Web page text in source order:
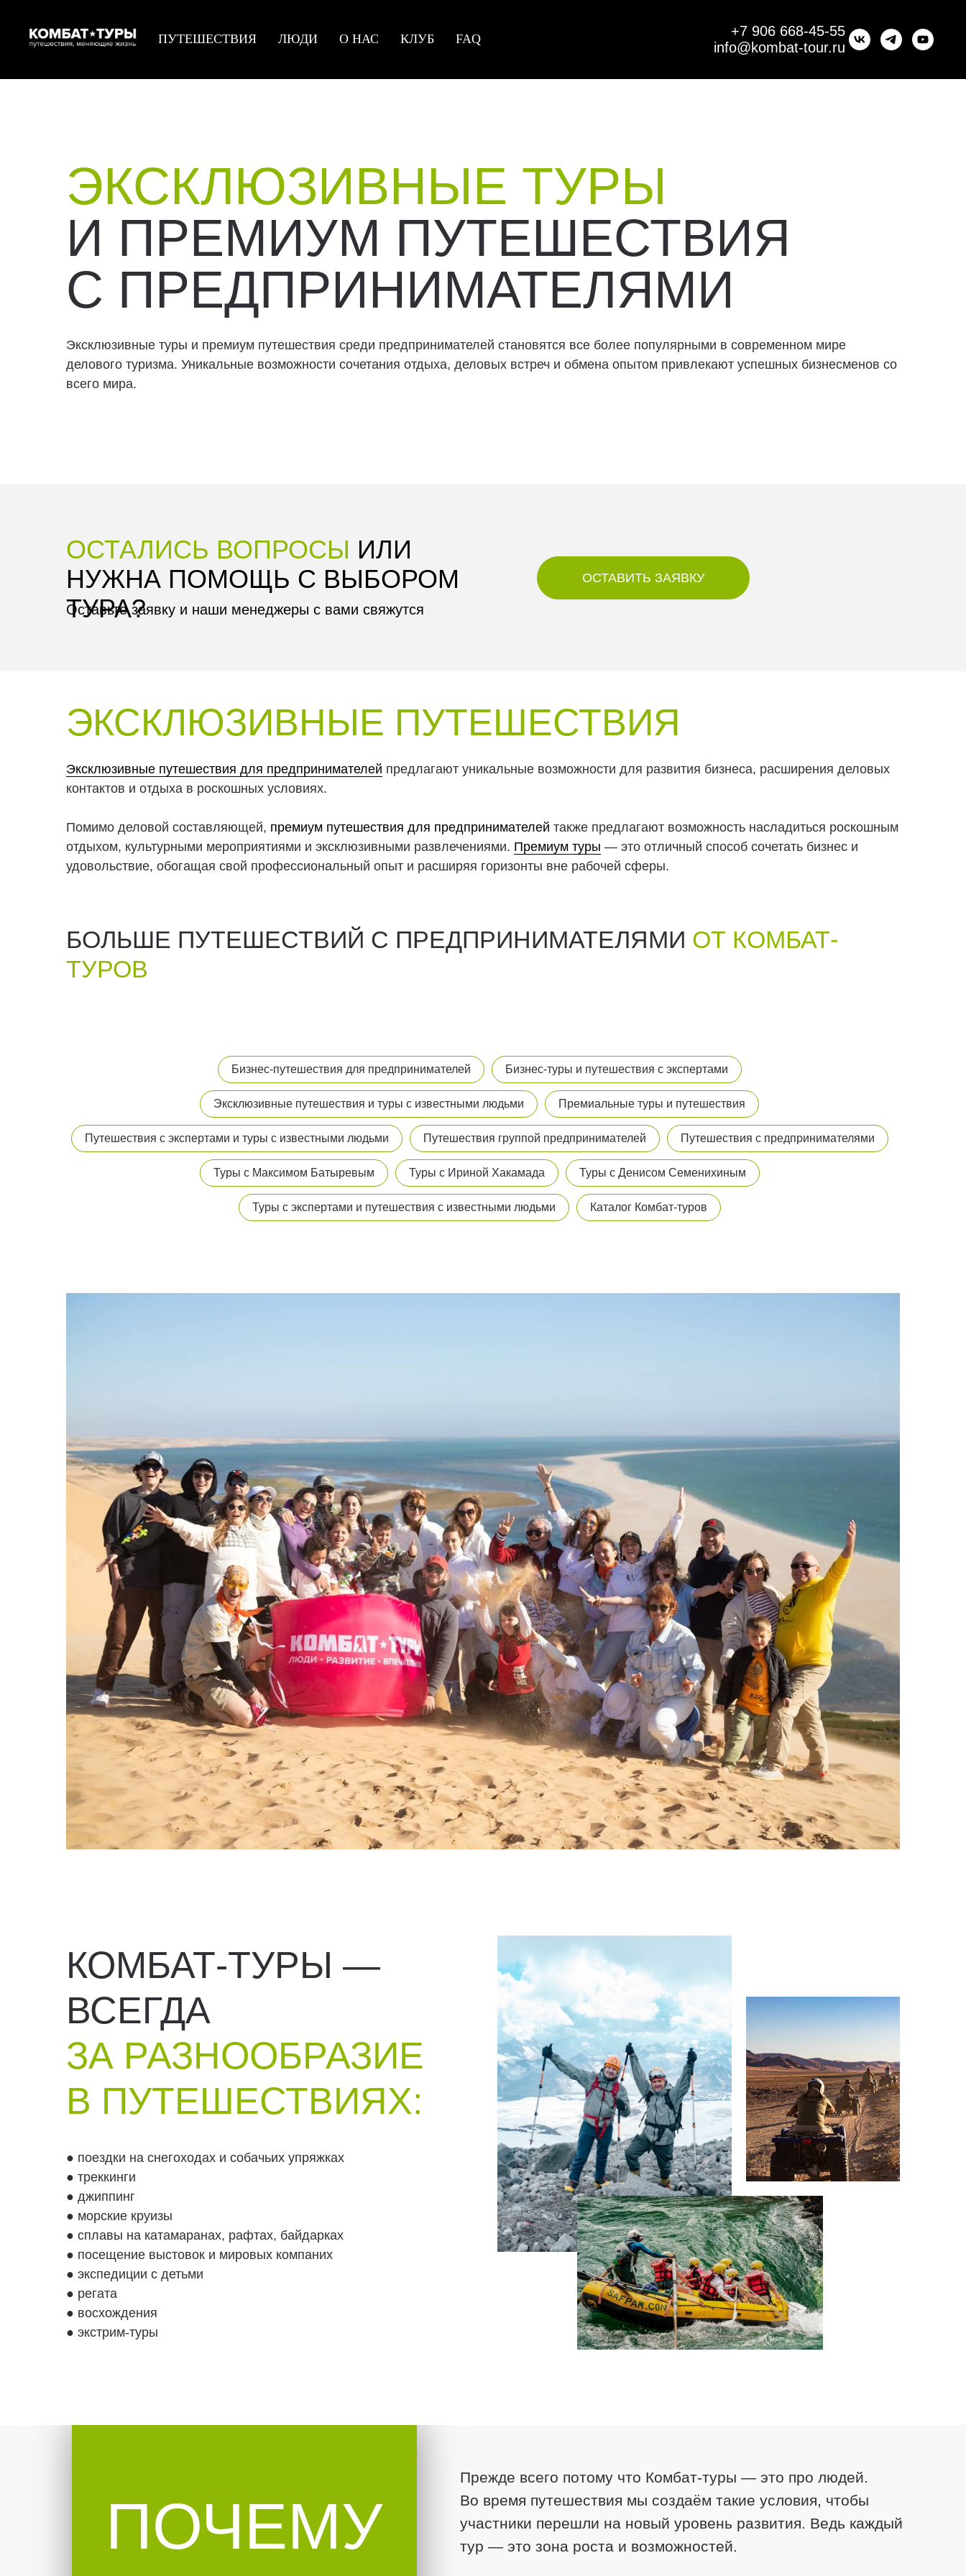
ПУТЕШЕСТВИЯ ЛЮДИ О НАС КЛУБ FAQ
+7 906 668-45-55
info@kombat-tour.ru
ЭКСКЛЮЗИВНЫЕ ТУРЫ
И ПРЕМИУМ ПУТЕШЕСТВИЯ
С ПРЕДПРИНИМАТЕЛЯМИ
Эксклюзивные туры и премиум путешествия среди предпринимателей становятся все более популярными в современном мире
делового туризма. Уникальные возможности сочетания отдыха, деловых встреч и обмена опытом привлекают успешных бизнесменов со
всего мира.
ОСТАВИТЬ ЗАЯВКУ
ОСТАЛИСЬ ВОПРОСЫ ИЛИ
НУЖНА ПОМОЩЬ С ВЫБОРОМ
ТУРА?
Оставьте заявку и наши менеджеры с вами свяжутся
ЭКСКЛЮЗИВНЫЕ ПУТЕШЕСТВИЯ
Эксклюзивные путешествия для предпринимателей предлагают уникальные возможности для развития бизнеса, расширения деловых
контактов и отдыха в роскошных условиях.
Помимо деловой составляющей, премиум путешествия для предпринимателей также предлагают возможность насладиться роскошным
отдыхом, культурными мероприятиями и эксклюзивными развлечениями. Премиум туры — это отличный способ сочетать бизнес и
удовольствие, обогащая свой профессиональный опыт и расширяя горизонты вне рабочей сферы.
БОЛЬШЕ ПУТЕШЕСТВИЙ С ПРЕДПРИНИМАТЕЛЯМИ ОТ КОМБАТ-
ТУРОВ
Бизнес-путешествия для предпринимателей Бизнес-туры и путешествия с экспертами
Эксклюзивные путешествия и туры с известными людьми Премиальные туры и путешествия
Путешествия с экспертами и туры с известными людьми Путешествия группой предпринимателей Путешествия с предпринимателями
Туры с Максимом Батыревым Туры с Ириной Хакамада Туры с Денисом Семенихиным
Туры с экспертами и путешествия с известными людьми Каталог Комбат-туров
КОМБАТ-ТУРЫ —
ВСЕГДА
ЗА РАЗНООБРАЗИЕ
В ПУТЕШЕСТВИЯХ:
● поездки на снегоходах и собачьих упряжках
● треккинги
● джиппинг
● морские круизы
● сплавы на катамаранах, рафтах, байдарках
● посещение выстовок и мировых компаних
● экспедиции с детьми
● регата
● восхождения
● экстрим-туры
Прежде всего потому что Комбат-туры — это про людей.
Во время путешествия мы создаём такие условия, чтобы
участники перешли на новый уровень развития. Ведь каждый
тур — это зона роста и возможностей.
ПОЧЕМУ